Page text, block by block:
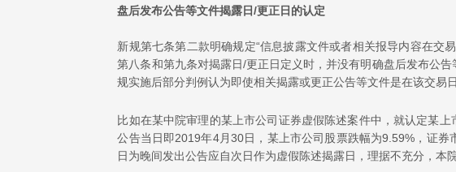
盘后发布公告等文件揭露日/更正日的认定
新规第七条第二款明确规定“信息披露文件或者相关报导内容在交
第八条和第九条对揭露日/更正日定义时，并没有明确盘后发布公
规实施后部分判例认为即使相关揭露或更正公告等文件是在该交易
比如在某中院审理的某上市公司证券虚假陈述案件中，就认定某
公告当日即2019年4月30日，某上市公司股票跌幅为9.59%，证
日为晚间发出公告应自次日作为虚假陈述揭露日，理据不充分，本